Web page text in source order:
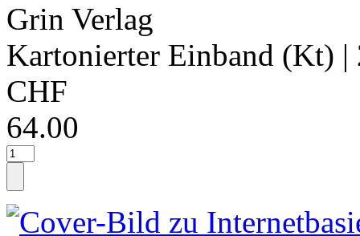
Grin Verlag
Kartonierter Einband (Kt) |
CHF
64.00